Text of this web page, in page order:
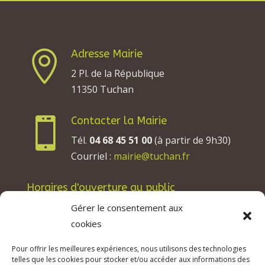
Gérer le consentement aux
cookies
Pour offrir les meilleures expériences, nous utilisons des technologies
telles que les cookies pour stocker et/ou accéder aux informations des

Adresse Mairie
2 Pl. de la République
11350 Tuchan

Contacter la Mairie
Tél. 04 68 45 51 00(à partir de 9h30)
Courriel : mairie@tuchan.fr
Horaires d'ouverture au public
Les lundis, mardis et jeudis : de 8h à 12h et de
13h30 à 17h30.
Les vendredis : de 8h à 12h.